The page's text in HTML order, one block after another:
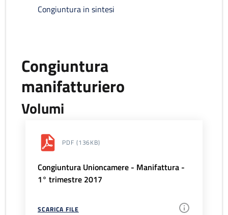
Congiuntura in sintesi
Congiuntura
manifatturiero
Volumi
PDF (136KB)
Congiuntura Unioncamere - Manifattura -
1° trimestre 2017
SCARICA FILE